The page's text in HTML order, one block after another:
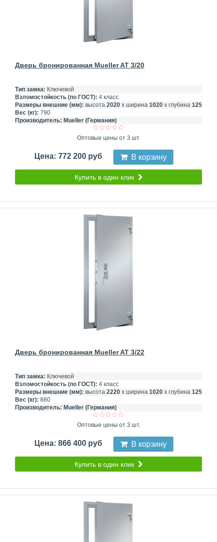
Дверь бронированная Mueller AT 3/20
Тип замка: Ключевой
Взломостойкость (по ГОСТ): 4 класс
Размеры внешние (мм): высота 2020 х ширина 1020 х глубина 125
Вес (кг): 790
Производитель: Mueller (Германия)
Оптовые цены от 3 шт.
Цена: 772 200 руб В корзину
Купить в один клик
Дверь бронированная Mueller AT 3/22
Тип замка: Ключевой
Взломостойкость (по ГОСТ): 4 класс
Размеры внешние (мм): высота 2220 х ширина 1020 х глубина 125
Вес (кг): 880
Производитель: Mueller (Германия)
Оптовые цены от 3 шт.
Цена: 866 400 руб В корзину
Купить в один клик